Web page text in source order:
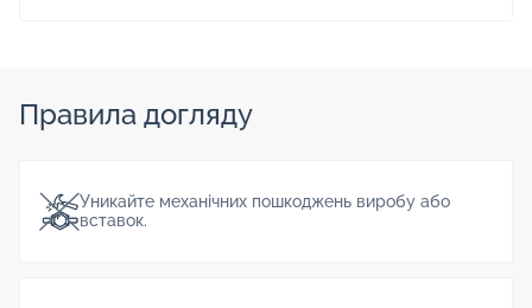
Правила догляду
Уникайте механічних пошкоджень виробу або
вставок.